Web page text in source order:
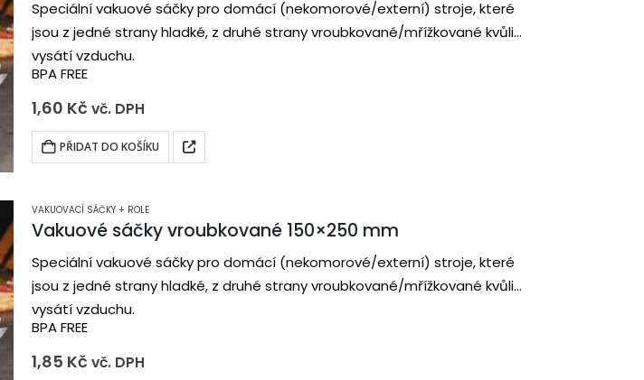
Speciální vakuové sáčky pro domácí (nekomorové/externí) stroje, které
jsou z jedné strany hladké, z druhé strany vroubkované/mřížkované kvůli
vysátí vzduchu.
BPA FREE
1,60 Kč vč. DPH
PŘIDAT DO KOŠÍKU
VAKUOVACÍ SÁČKY + ROLE
Vakuové sáčky vroubkované 150×250 mm
Speciální vakuové sáčky pro domácí (nekomorové/externí) stroje, které
jsou z jedné strany hladké, z druhé strany vroubkované/mřížkované kvůli
vysátí vzduchu.
BPA FREE
1,85 Kč vč. DPH